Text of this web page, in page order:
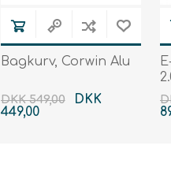
Bagkurv, Corwin Alu
DKK 549,00
DKK
449,00